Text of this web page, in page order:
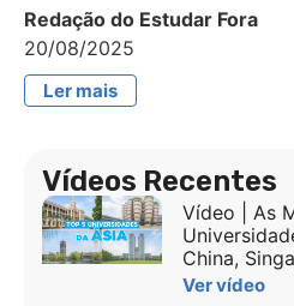
Redação do Estudar Fora
20/08/2025
Ler mais
Vídeos Recentes
Vídeo | As
China,
Ver vídeo